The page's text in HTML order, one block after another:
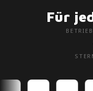
Für
BETRIEB